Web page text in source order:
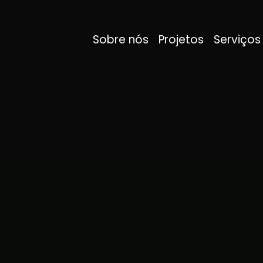
Sobre nós Projetos Serviços